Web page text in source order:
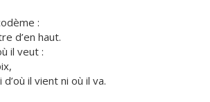
:
d’en haut.
il veut :
il vient ni où il va.